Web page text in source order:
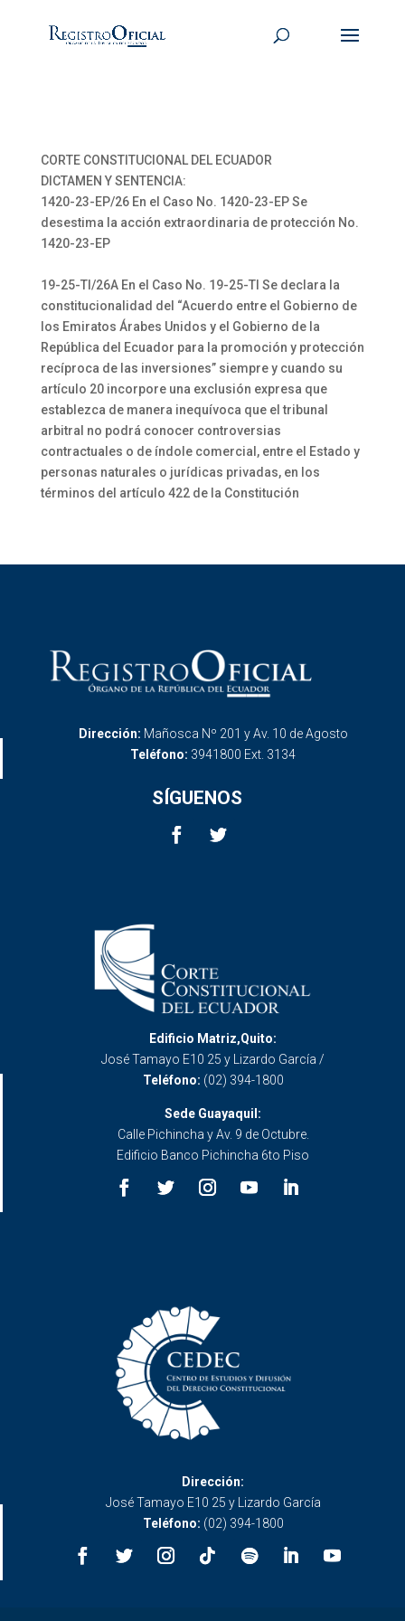
CORTE CONSTITUCIONAL DEL ECUADOR
DICTAMEN Y SENTENCIA:
1420-23-EP/26 En el Caso No. 1420-23-EP Se
desestima la acción extraordinaria de protección No.
1420-23-EP
19-25-TI/26A En el Caso No. 19-25-TI Se declara la
constitucionalidad del “Acuerdo entre el Gobierno de
los Emiratos Árabes Unidos y el Gobierno de la
República del Ecuador para la promoción y protección
recíproca de las inversiones” siempre y cuando su
artículo 20 incorpore una exclusión expresa que
establezca de manera inequívoca que el tribunal
arbitral no podrá conocer controversias
contractuales o de índole comercial, entre el Estado y
personas naturales o jurídicas privadas, en los
términos del artículo 422 de la Constitución
Dirección: Mañosca Nº 201 y Av. 10 de Agosto
Teléfono: 3941800 Ext. 3134
SÍGUENOS
Edificio Matriz,Quito:
José Tamayo E10 25 y Lizardo García /
Teléfono: (02) 394-1800
Sede Guayaquil:
Calle Pichincha y Av. 9 de Octubre.
Edificio Banco Pichincha 6to Piso
Dirección:
José Tamayo E10 25 y Lizardo García
Teléfono: (02) 394-1800